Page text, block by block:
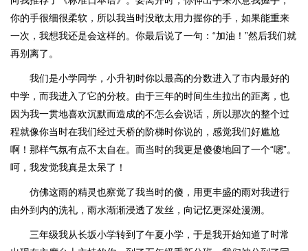
你的手很细很柔软，所以我当时没敢太用力握你的手，如果能重来
一次，我想我还是会这样的。你最后说了一句：“加油！”然后我们就
再别离了。
我们是小学同学，小升初时你以最高的分数进入了市内最好的
中学，而我进入了它的分校。由于三年的时间生生拉出的距离，也
因为我一贯地喜欢沉默而造成的不怎么会说话，所以那次的整个过
程就像你当时在我们经过天桥的阶梯时你说的，感觉我们好尴尬
啊！那样气氛有点不太自在。而当时的我更是傻傻地回了一个“嗯”。
呵，我发觉我真是太呆了！
仿佛这雨的精灵也察觉了我当时的傻，用更丰盛的雨对我进行
由外到内的洗礼，雨水渐渐浸透了发丝，向记忆更深处漫溯。
三年级我从长坂小学转到了午夏小学，于是我开始知道了时常